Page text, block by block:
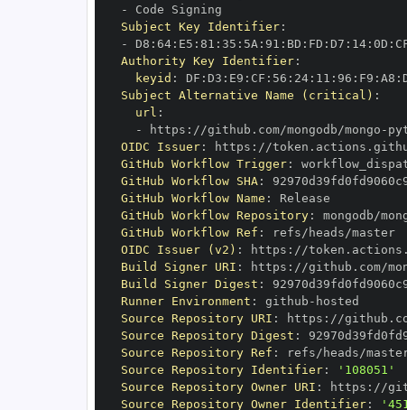
-
Subject Key Identifier:
-
D8 : 64: E5 : 81 : 35 : 5A : 91 : BD : FD : D7 : 14: 0D :
Authority Key Identifier:
keyid : DF : D3 : E9 : CF : 56 : 24: 11 : 96 : F9 : A8 :
Subject Alternative Name (critical) :
url :
-
https : //github.com/mongodb/mongo -
OIDC Issuer: https :
GitHub Workflow Trigger:
GitHub Workflow SHA:
GitHub Workflow Name :
GitHub Workflow Repository: mongodb/
GitHub Workflow Ref :
refs/heads/master
OIDC Issuer (v2) : https :
Build Signer URI : https : //github.com/
Build Signer Digest :
Runner Environment : github -
Source Repository URI : https : //
Source Repository Digest :
Source Repository Ref :
Source Repository Identifier:
'108051'
Source Repository Owner URI : https :
Source Repository Owner Identifier: